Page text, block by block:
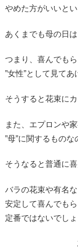
やめた方がいいとい
あくまでも母の日
つまり、喜んでも
”女性”として見てあ
そうすると花束に
また、エプロンや
”母”に関するもの
そうなると普通に
バラの花束や有名
安定して喜んでも
定番ではないでしょ